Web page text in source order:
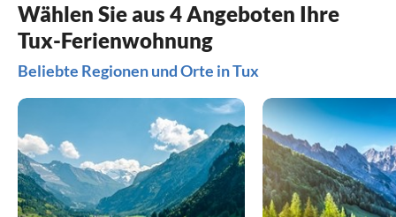
Wählen Sie aus 4 Angeboten Ihre
Tux-Ferienwohnung
Beliebte Regionen und Orte in Tux